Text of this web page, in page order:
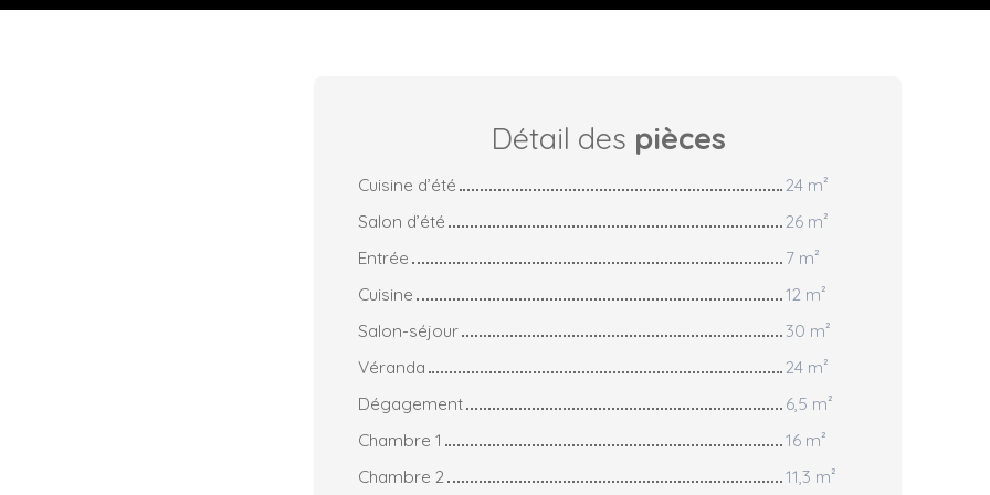
Détail des pièces
Cuisine d’été
24 m²
Salon d’été
26 m²
Entrée
7 m²
Cuisine
12 m²
Salon-séjour
30 m²
Véranda
24 m²
Dégagement
6,5 m²
Chambre 1
16 m²
Chambre 2
11,3 m²